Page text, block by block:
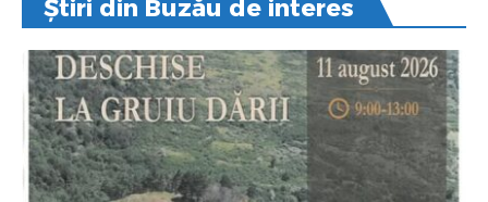
Știri din Buzău de interes